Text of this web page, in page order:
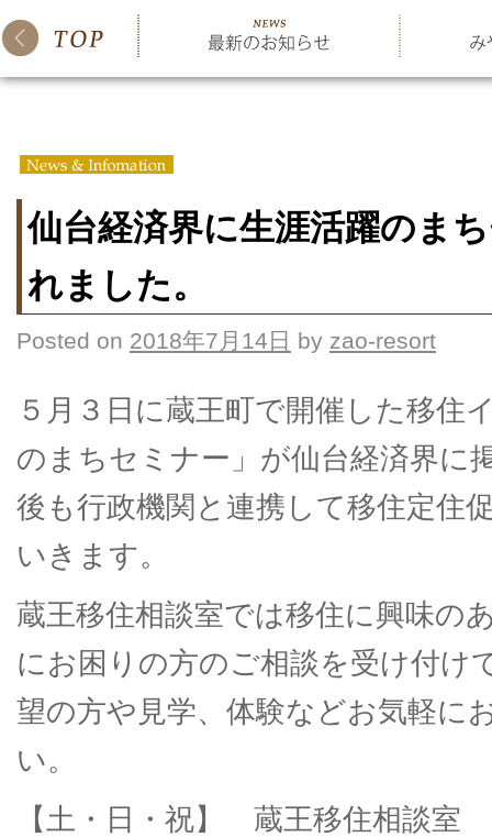
仙台経済界に生涯活躍のま
れました。
Posted on 2018年7月14日 by zao-resort
５月３日に蔵王町で開催した移住
のまちセミナー」が仙台経済界に
後も行政機関と連携して移住定住
いきます。
蔵王移住相談室では移住に興味の
にお困りの方のご相談を受け付け
望の方や見学、体験などお気軽に
い。
【土・日・祝】 蔵王移住相談室